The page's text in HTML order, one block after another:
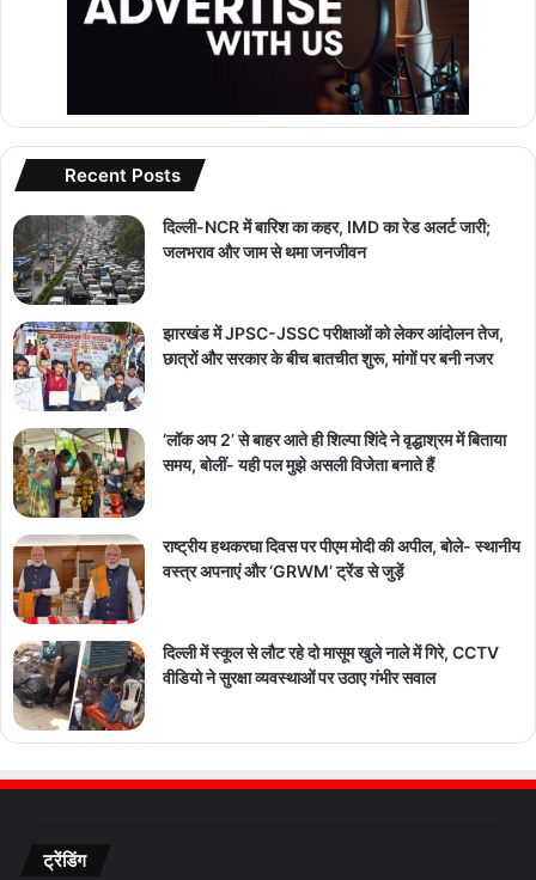
Recent Posts
दिल्ली-NCR में बारिश का कहर, IMD का रेड अलर्ट जारी;
जलभराव और जाम से थमा जनजीवन
झारखंड में JPSC-JSSC परीक्षाओं को लेकर आंदोलन तेज,
छात्रों और सरकार के बीच बातचीत शुरू, मांगों पर बनी नजर
‘लॉक अप 2’ से बाहर आते ही शिल्पा शिंदे ने वृद्धाश्रम में बिताया
समय, बोलीं- यही पल मुझे असली विजेता बनाते हैं
राष्ट्रीय हथकरघा दिवस पर पीएम मोदी की अपील, बोले- स्थानीय
वस्त्र अपनाएं और ‘GRWM’ ट्रेंड से जुड़ें
दिल्ली में स्कूल से लौट रहे दो मासूम खुले नाले में गिरे, CCTV
वीडियो ने सुरक्षा व्यवस्थाओं पर उठाए गंभीर सवाल
ट्रेंडिंग